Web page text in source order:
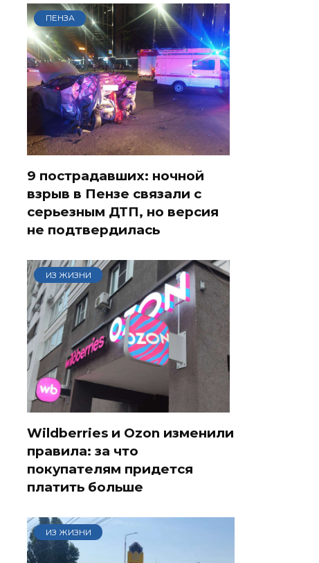
ПЕНЗА
9 пострадавших: ночной
взрыв в Пензе связали с
серьезным ДТП, но версия
не подтвердилась
ИЗ ЖИЗНИ
Wildberries и Ozon изменили
правила: за что
покупателям придется
платить больше
ИЗ ЖИЗНИ